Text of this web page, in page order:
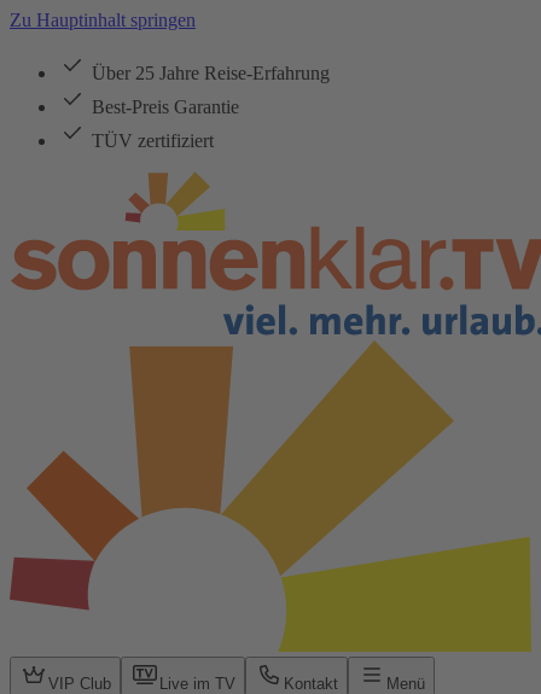
Zu Hauptinhalt springen
Über 25 Jahre Reise-Erfahrung
Best-Preis Garantie
TÜV zertifiziert
VIP Club Live im TV Kontakt Menü